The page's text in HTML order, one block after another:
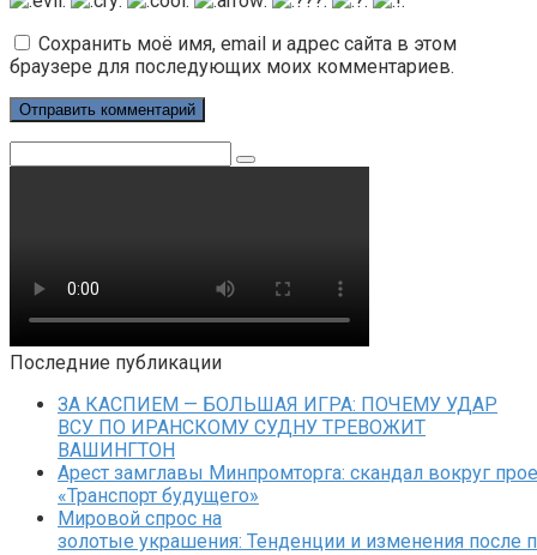
Сохранить моё имя, email и адрес сайта в этом
браузере для последующих моих комментариев.
Последние публикации
ЗА КАСПИЕМ — БОЛЬШАЯ ИГРА: ПОЧЕМУ УДАР
ВСУ ПО ИРАНСКОМУ СУДНУ ТРЕВОЖИТ
ВАШИНГТОН
Арест замглавы Минпромторга: скандал вокруг
«Транспорт будущего»
Мировой спрос на
золотые украшения: Тенденции и изменения после